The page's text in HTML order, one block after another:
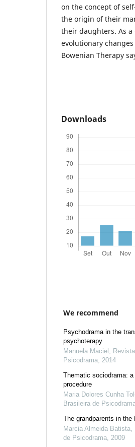
on the concept of
the origin of their
their daughters. As a
evolutionary
Bowenian Therapy
Downloads
We recommend
Psychodrama in the
psychoterapy
Manuela Maciel
Psicodrama 2014
Thematic sociodrama: a
procedure
Maria Dolores Cunha
Brasileira de
The grandparents in
Marcia Almeida Batista
de Psicodrama 2009